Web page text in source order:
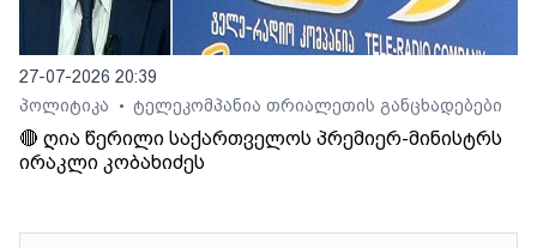
27-07-2026 20:39
პოლიტიკა
• ტელეკომპანია თრიალეთის განცხადებები
🔴 ღია წერილი საქართველოს პრემიერ-მინისტრს
ირაკლი კობახიძეს